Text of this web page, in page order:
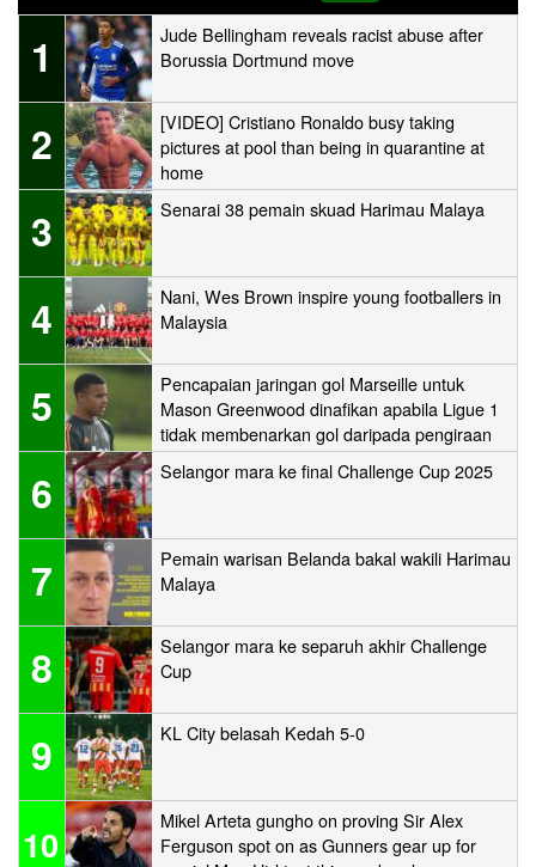
1
Jude Bellingham reveals racist abuse after
Borussia Dortmund move
2
[VIDEO] Cristiano Ronaldo busy taking
pictures at pool than being in quarantine at
home
3 Senarai 38 pemain skuad Harimau Malaya
4
Nani, Wes Brown inspire young footballers in
Malaysia
5
Pencapaian jaringan gol Marseille untuk
Mason Greenwood dinafikan apabila Ligue 1
tidak membenarkan gol daripada pengiraan
6 Selangor mara ke final Challenge Cup 2025
7
Pemain warisan Belanda bakal wakili Harimau
Malaya
8
Selangor mara ke separuh akhir Challenge
Cup
9 KL City belasah Kedah 5-0
10
Mikel Arteta gungho on proving Sir Alex
Ferguson spot on as Gunners gear up for